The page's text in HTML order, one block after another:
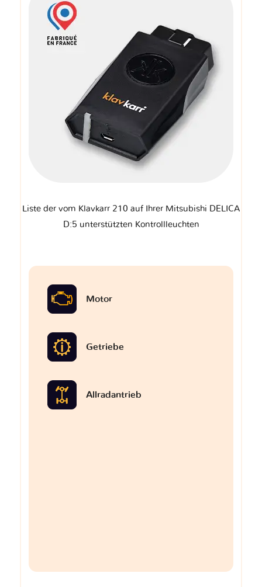
Liste der vom Klavkarr 210 auf Ihrer Mitsubishi DELICA
D:5 unterstützten Kontrollleuchten
Motor
Getriebe
Allradantrieb